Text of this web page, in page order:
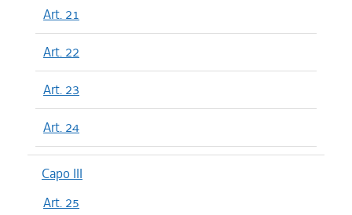
Art. 21
Art. 22
Art. 23
Art. 24
Capo III
Art. 25